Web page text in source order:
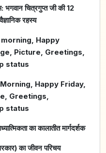
भगवान चित्रगुप्त जी की 12
रहस्य
Happy
Picture, Greetings,
status
Happy Friday,
Greetings,
status
का कालातीत मार्गदर्शक
का जीवन परिचय